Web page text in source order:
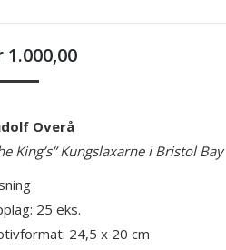
1.000,00
Overå
King’s” Kungslaxarne i Bristol Bay
25 eks.
24,5 x 20 cm